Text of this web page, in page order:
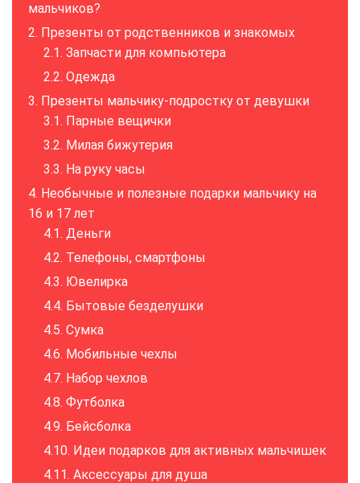
мальчиков?
Презенты от родственников и знакомых
Запчасти для компьютера
Одежда
Презенты мальчику-подростку от девушки
Парные вещички
Милая бижутерия
На руку часы
Необычные и полезные подарки мальчику на
16 и 17 лет
Деньги
Телефоны, смартфоны
Ювелирка
Бытовые безделушки
Сумка
Мобильные чехлы
Набор чехлов
Футболка
Бейсболка
Идеи подарков для активных мальчишек
Аксессуары для душа